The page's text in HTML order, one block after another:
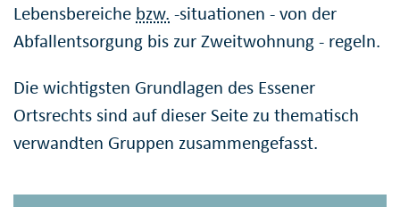
Lebensbereiche bzw. -situationen - von der
Abfallentsorgung bis zur Zweitwohnung - regeln.
Die wichtigsten Grundlagen des Essener
Ortsrechts sind auf dieser Seite zu thematisch
verwandten Gruppen zusammengefasst.